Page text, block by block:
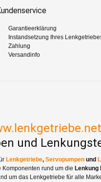
Garantieerklärung
Instandsetzung Ihres
Zahlung
Versandinfo
und
Lenkgetriebe, Servopumpen und
rund um die Lenkung
um das Lenkgetriebe für alle